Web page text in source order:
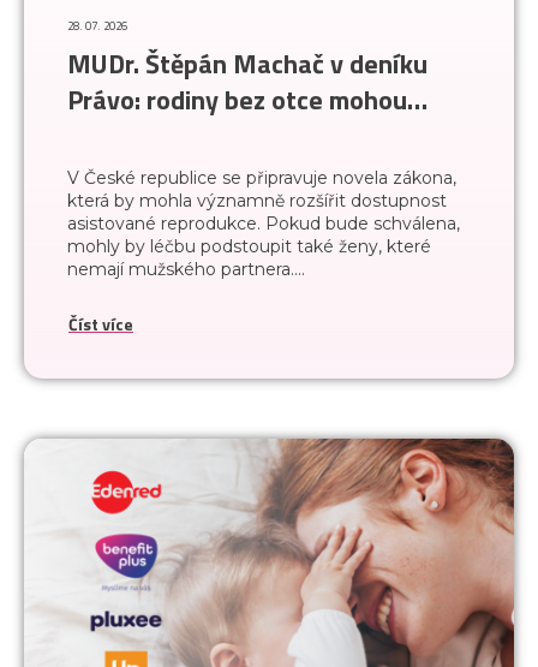
28. 07. 2026
MUDr. Štěpán Machač v deníku
Právo: rodiny bez otce mohou
V České republice se připravuje novela zákona,
která by mohla významně rozšířit dostupnost
asistované reprodukce. Pokud bude schválena,
mohly by léčbu podstoupit také ženy, které
nemají mužského partnera....
Číst více